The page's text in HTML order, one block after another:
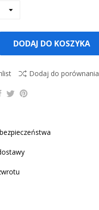
DODAJ DO KOSZYKA
Dodaj do porównania